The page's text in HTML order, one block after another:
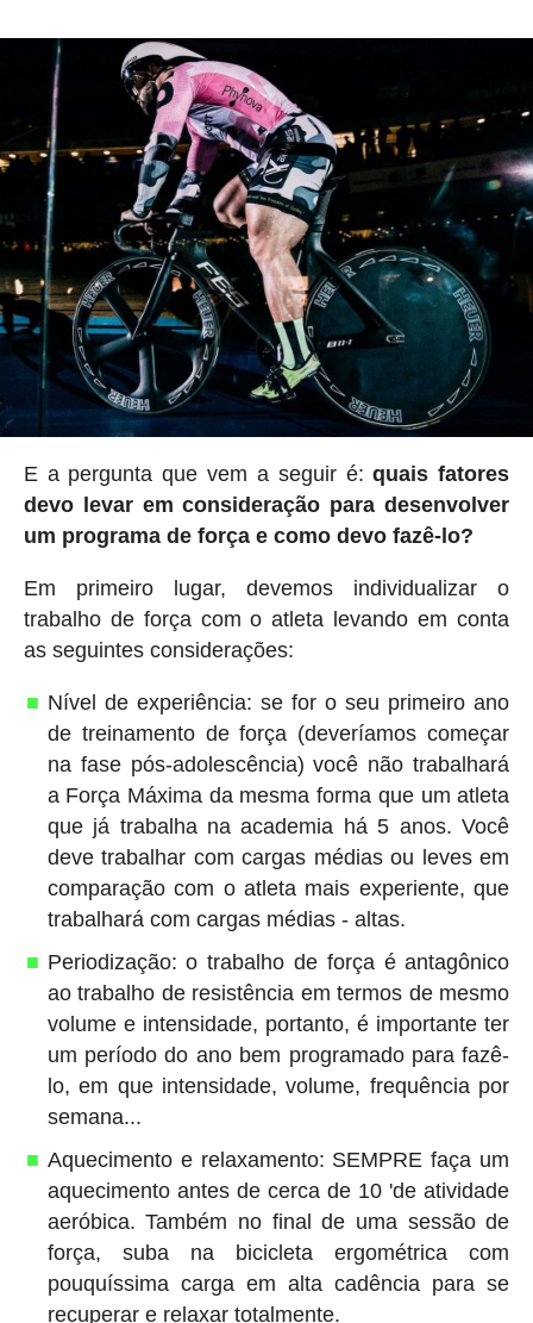
E a pergunta que vem a seguir é:quais fatores
devo levar em consideração para desenvolver
um programa de força e como devo fazê-lo?
Em primeiro lugar, devemos individualizar o
trabalho de força com o atleta levando em conta
as seguintes considerações:
Nível de experiência: se for o seu primeiro ano
de treinamento de força (deveríamos começar
na fase pós-adolescência) você não trabalhará
a Força Máxima da mesma forma que um atleta
que já trabalha na academia há 5 anos. Você
deve trabalhar com cargas médias ou leves em
comparação com o atleta mais experiente, que
trabalhará com cargas médias - altas.
Periodização: o trabalho de força é antagônico
ao trabalho de resistência em termos de mesmo
volume e intensidade, portanto, é importante ter
um período do ano bem programado para fazê-
lo, em que intensidade, volume, frequência por
semana...
Aquecimento e relaxamento: SEMPRE faça um
aquecimento antes de cerca de 10 'de atividade
aeróbica. Também no final de uma sessão de
força, suba na bicicleta ergométrica com
pouquíssima carga em alta cadência para se
recuperar e relaxar totalmente.